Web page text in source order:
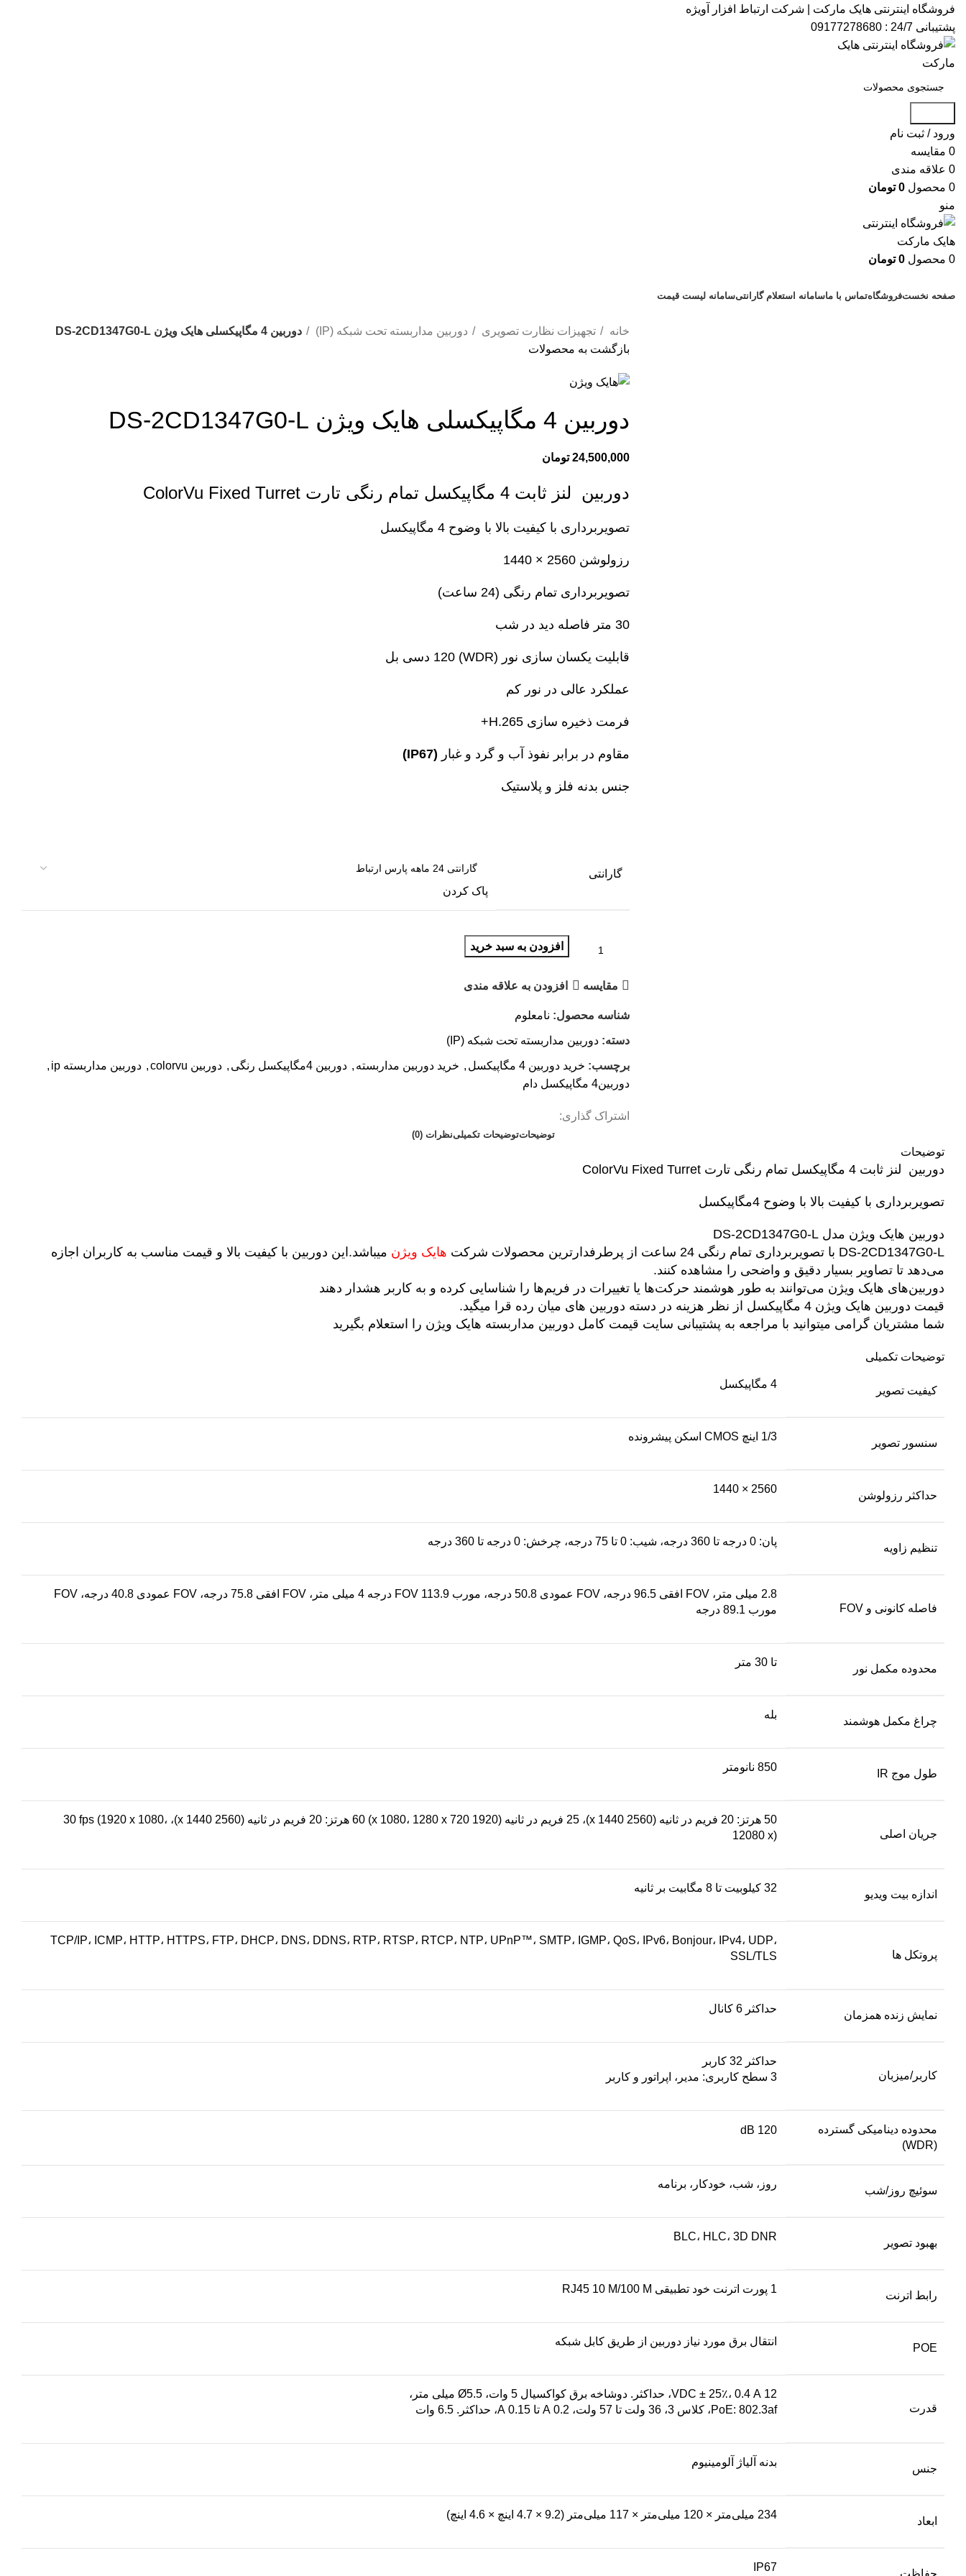
فروشگاه اینترنتی هایک مارکت | شرکت ارتباط افزار آویژه​
پشتیبانی 24/7 : 09177278680
ورود / ثبت نام
0 مقایسه
0 علاقه مندی
0 محصول 0 تومان
منو
0 محصول 0 تومان
صفحه نخستفروشگاهتماس با ماسامانه استعلام گارانتیسامانه لیست قیمت
خانه تجهیزات نظارت تصویری دوربین مداربسته تحت شبکه (IP)
دوربین 4 مگاپیکسلی هایک ویژن DS-2CD1347G0-L
بازگشت به محصولات
دوربین 4 مگاپیکسلی هایک ویژن DS-2CD1347G0-L
24,500,000 تومان
دوربین لنز ثابت 4 مگاپیکسل تمام رنگی تارت ColorVu Fixed Turret
تصویربرداری با کیفیت بالا با وضوح 4 مگاپیکسل
رزولوشن 2560 × 1440
تصویربرداری تمام رنگی (24 ساعت)
30 متر فاصله دید در شب
قابلیت یکسان سازی نور (WDR) 120 دسی بل
عملکرد عالی در نور کم
فرمت ذخیره سازی H.265+
مقاوم در برابر نفوذ آب و گرد و غبار (IP67)
جنس بدنه فلز و پلاستیک
گارانتی
پاک کردن
افزودن به سبد خرید
مقایسه افزودن به علاقه مندی
شناسه محصول: نامعلوم
دسته: دوربین مداربسته تحت شبکه (IP)
برچسب: خرید دوربین 4 مگاپیکسل , خرید دوربین مداربسته , دوربین 4مگاپیکسل رنگی , دوربین colorvu , دوربین مداربسته ip
,
دوربین4 مگاپیکسل دام
اشتراک گذاری:
توضیحاتتوضیحات تکمیلینظرات (0)
توضیحات
دوربین لنز ثابت 4 مگاپیکسل تمام رنگی تارت ColorVu Fixed Turret
تصویربرداری با کیفیت بالا با وضوح 4مگاپیکسل
دوربین هایک ویژن مدل DS-2CD1347G0-L
DS-2CD1347G0-L با تصویربرداری تمام رنگی 24 ساعت از پرطرفدارترین محصولات شرکت
هایک ویژن میباشد.این دوربین با کیفیت بالا و قیمت مناسب به کاربران اجازه
می‌دهد تا تصاویر بسیار دقیق و واضحی را مشاهده کنند.
دوربین‌های هایک ویژن می‌توانند به طور هوشمند حرکت‌ها یا تغییرات در فریم‌ها را شناسایی کرده و به کاربر هشدار دهند
قیمت دوربین هایک ویژن 4 مگاپیکسل از نظر هزینه در دسته دوربین های میان رده قرا میگید.
شما مشتریان گرامی میتوانید با مراجعه به پشتیبانی سایت قیمت کامل دوربین مداربسته هایک ویژن را استعلام بگیرید
توضیحات تکمیلی
کیفیت تصویر
4 مگاپیکسل
سنسور تصویر
1/3 اینچ CMOS اسکن پیشرونده
حداکثر رزولوشن
2560 × 1440
تنظیم زاویه
پان: 0 درجه تا 360 درجه، شیب: 0 تا 75 درجه، چرخش: 0 درجه تا 360 درجه
فاصله کانونی و FOV
2.8 میلی متر، FOV افقی 96.5 درجه، FOV عمودی 50.8 درجه، مورب FOV 113.9 درجه 4 میلی متر، FOV افقی 75.8 درجه، FOV عمودی 40.8 درجه، FOV
مورب 89.1 درجه
محدوده مکمل نور
تا 30 متر
چراغ مکمل هوشمند
بله
طول موج IR
850 نانومتر
جریان اصلی
50 هرتز: 20 فریم در ثانیه (2560 x 1440)، 25 فریم در ثانیه (1920 x 1080، 1280 x 720) 60 هرتز: 20 فریم در ثانیه (2560 x 1440)، 30 fps (1920 x 1080،
12080 x)
اندازه بیت ویدیو
32 کیلوبیت تا 8 مگابیت بر ثانیه
پروتکل ها
TCP/IP، ICMP، HTTP، HTTPS، FTP، DHCP، DNS، DDNS، RTP، RTSP، RTCP، NTP، UPnP™، SMTP، IGMP، QoS، IPv6، Bonjour، IPv4، UDP،
SSL/TLS
نمایش زنده همزمان
حداکثر 6 کانال
کاربر/میزبان
حداکثر 32 کاربر
3 سطح کاربری: مدیر، اپراتور و کاربر
محدوده دینامیکی گسترده
(WDR)
120 dB
سوئیچ روز/شب
روز، شب، خودکار، برنامه
بهبود تصویر
BLC، HLC، 3D DNR
رابط اترنت
1 پورت اترنت خود تطبیقی ​​RJ45 10 M/100 M
POE
انتقال برق مورد نیاز دوربین از طریق کابل شبکه
قدرت
12 VDC ± 25٪، 0.4 A، حداکثر. دوشاخه برق کواکسیال 5 وات، Ø5.5 میلی متر،
PoE: 802.3af، کلاس 3، 36 ولت تا 57 ولت، 0.2 A تا 0.15 A، حداکثر. 6.5 وات
جنس
بدنه آلیاژ آلومینیوم
ابعاد
234 میلی‌متر × 120 میلی‌متر × 117 میلی‌متر (9.2 × 4.7 اینچ × 4.6 اینچ)
IP67